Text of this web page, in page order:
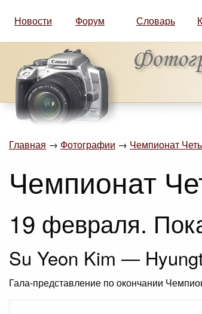
Новости Форум Словарь
Главная → Фотографии → Чемпионат
Чемпионат
19 февраля.
Su Yeon Kim —
Гала-представление по окончании